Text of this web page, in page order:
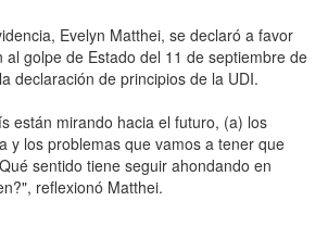
Evelyn Matthei, se declaró a favor
al golpe de Estado del 11 de septiembre de
declaración de principios de la UDI.
están mirando hacia el futuro, (a) los
y los problemas que vamos a tener que
sentido tiene seguir ahondando en
reflexionó Matthei.